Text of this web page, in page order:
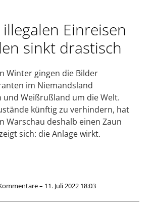
Einreisen
sinkt drastisch
Winter gingen die Bilder
im Niemandsland
und Weißrußland um die Welt.
künftig zu verhindern, hat
Warschau deshalb einen Zaun
sich: die Anlage wirkt.
– 11. Juli 2022 18:03